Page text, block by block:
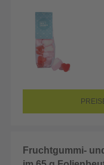
Fruchtgummi-